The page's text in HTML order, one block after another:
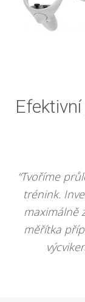
“Tvoříme
trénink.
maximálně
měřítka